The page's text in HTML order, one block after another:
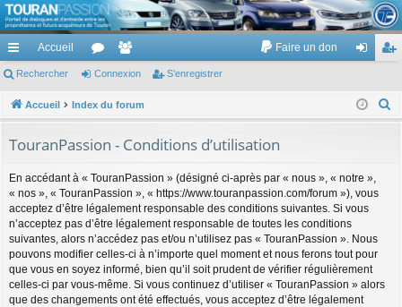
TouranPassion
Le forum des propriétaires ou futurs acquéreurs du Volkswagen Touran
cc
ès
de
Accueil
or
u
e
m
Faire un don
ne nr
Rechercher Connexion S’enregistrer
Accueil Index du forum
e
TouranPassion - Conditions d’utilisation
En accédant à « TouranPassion » (désigné ci-après par « nous », « notre »,
« nos », « TouranPassion », « https://www.touranpassion.com/forum »), vous
acceptez d’être légalement responsable des conditions suivantes. Si vous
n’acceptez pas d’être légalement responsable de toutes les conditions
suivantes, alors n’accédez pas et/ou n’utilisez pas « TouranPassion ». Nous
pouvons modifier celles-ci à n’importe quel moment et nous ferons tout pour
que vous en soyez informé, bien qu’il soit prudent de vérifier régulièrement
celles-ci par vous-même. Si vous continuez d’utiliser « TouranPassion » alors
que des changements ont été effectués, vous acceptez d’être légalement